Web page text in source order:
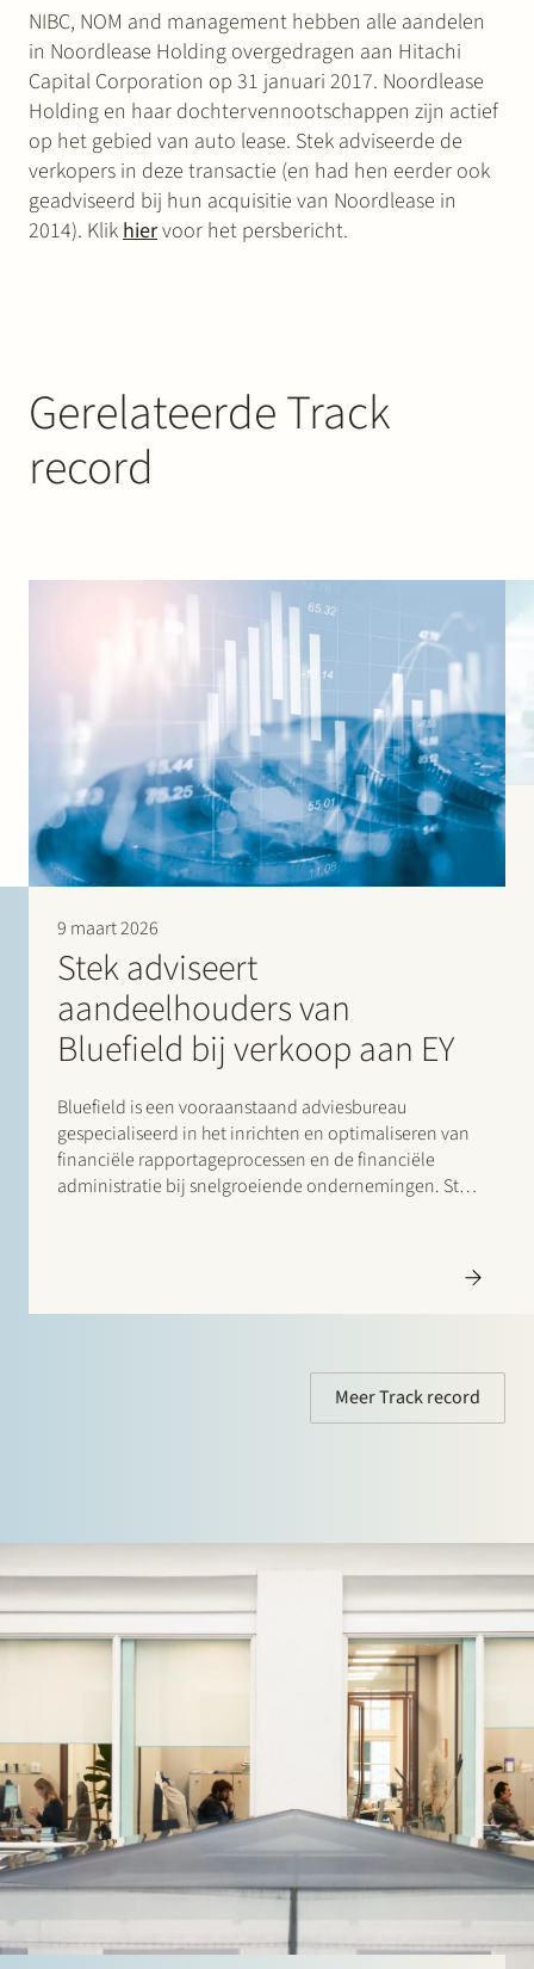
NIBC, NOM and management hebben alle aandelen
in Noordlease Holding overgedragen aan Hitachi
Capital Corporation op 31 januari 2017. Noordlease
Holding en haar dochtervennootschappen zijn actief
op het gebied van auto lease. Stek adviseerde de
verkopers in deze transactie (en had hen eerder ook
geadviseerd bij hun acquisitie van Noordlease in
2014). Klik hiervoor het persbericht.
Gerelateerde Track
record
9 maart 2026
Stek adviseert
aandeelhouders van
Bluefield bij verkoop aan EY
Bluefield is een vooraanstaand adviesbureau
gespecialiseerd in het inrichten en optimaliseren van
financiële rapportageprocessen en de financiële
administratie bij snelgroeiende ondernemingen. Stek
Meer Track record